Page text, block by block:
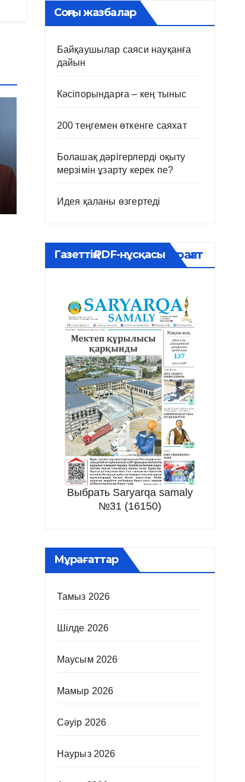
Соңғы жазбалар
Байқаушылар саяси науқанға
дайын
Кәсіпорындарға – кең тыныс
200 теңгемен өткенге саяхат
Болашақ дәрігерлерді оқыту
мерзімін ұзарту керек пе?
Идея қаланы өзгертеді
Газеттің PDF-нұсқасыМұрағат
Выбрать Saryarqa samaly
№31 (16150)
Мұрағаттар
Тамыз 2026
Шілде 2026
Маусым 2026
Мамыр 2026
Сәуір 2026
Наурыз 2026